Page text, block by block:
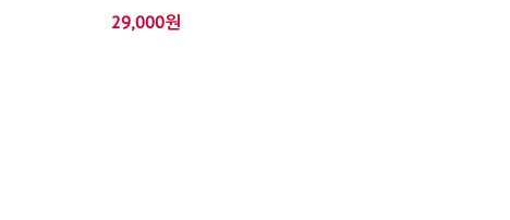
29,000원